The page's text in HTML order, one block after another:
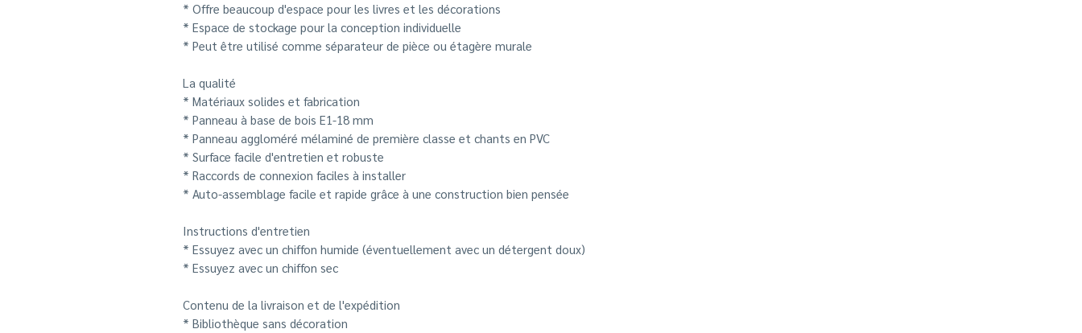
* Offre beaucoup d'espace pour les livres et les décorations
* Espace de stockage pour la conception individuelle
* Peut être utilisé comme séparateur de pièce ou étagère murale
La qualité
* Matériaux solides et fabrication
* Panneau à base de bois E1-18 mm
* Panneau aggloméré mélaminé de première classe et chants en PVC
* Surface facile d'entretien et robuste
* Raccords de connexion faciles à installer
* Auto-assemblage facile et rapide grâce à une construction bien pensée
Instructions d'entretien
* Essuyez avec un chiffon humide (éventuellement avec un détergent doux)
* Essuyez avec un chiffon sec
Contenu de la livraison et de l'expédition
* Bibliothèque sans décoration